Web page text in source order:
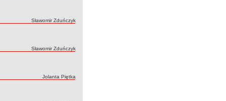
Autor:
Sławomir Zduńczyk
Autor:
Sławomir Zduńczyk
Autor:
Jolanta Piętka